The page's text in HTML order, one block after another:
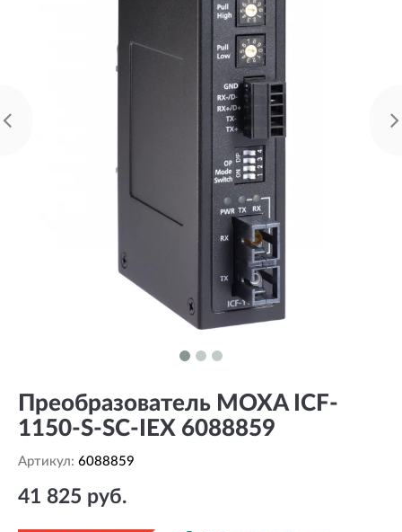
Преобразователь MOXA ICF-
1150-S-SC-IEX 6088859
Артикул: 6088859
41 825 руб.